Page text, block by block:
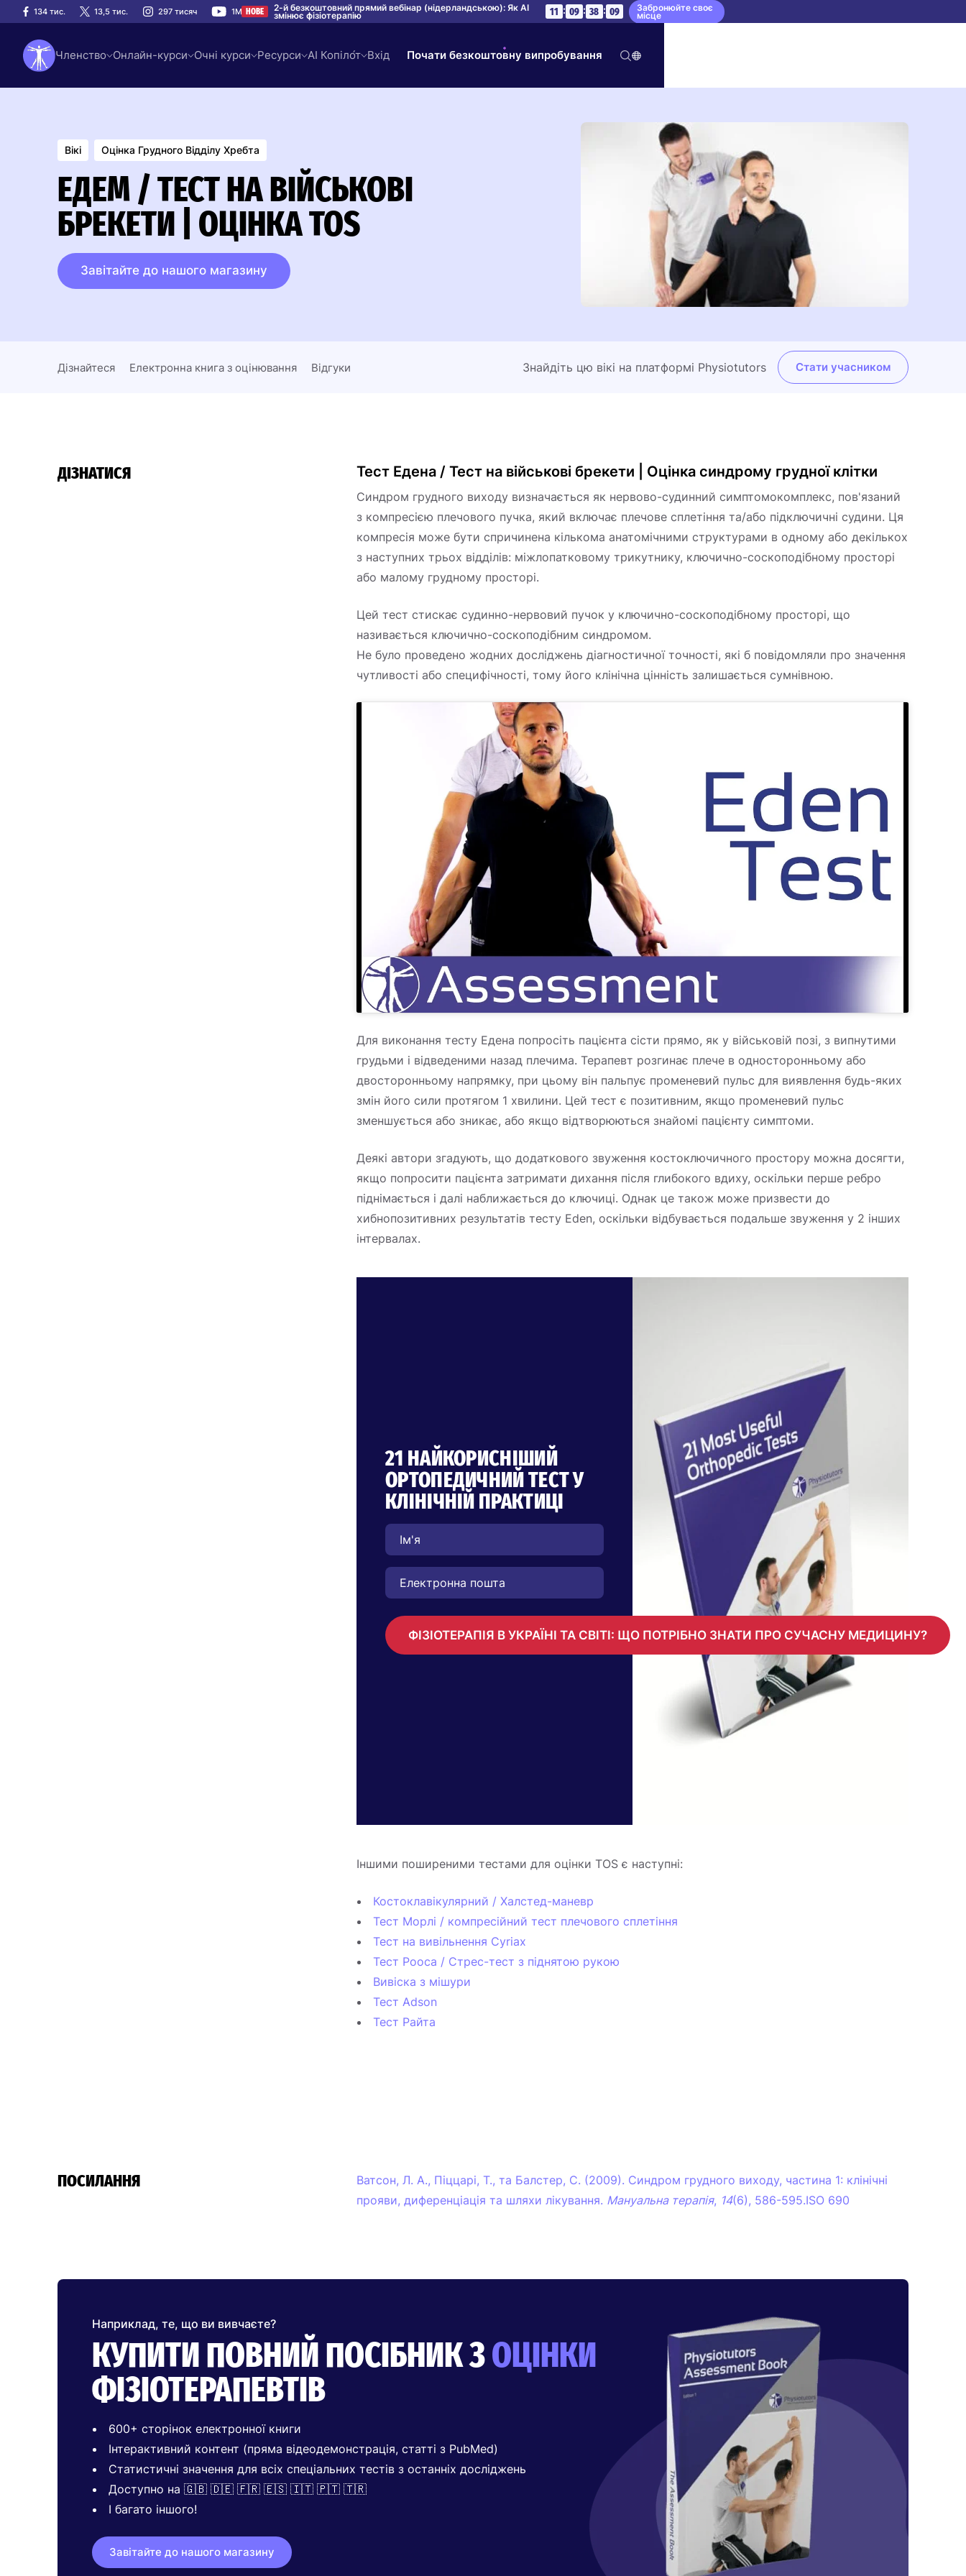
134 тис. 13,5 тис. 297 тисяч 1M НОВЕ 2-й безкоштовний прямий вебінар (нідерландською): Як AI
змінює фізіотерапію 11 : 09 : 38 : 08 Забронюйте своє
місце
Членство Онлайн-курси Очні курси Ресурси AI Копіло́т Вхід Почати безкоштовну випробування
Вікі Оцінка Грудного Відділу Хребта
ЕДЕМ / ТЕСТ НА ВІЙСЬКОВІ
БРЕКЕТИ | ОЦІНКА TOS
Завітайте до нашого магазину
Дізнайтеся Електронна книга з оцінювання Відгуки Знайдіть цю вікі на платформі Physiotutors Стати учасником
ДІЗНАТИСЯ Тест Едена / Тест на військові брекети | Оцінка синдрому грудної клітки
Синдром грудного виходу визначається як нервово-судинний симптомокомплекс, пов'язаний
з компресією плечового пучка, який включає плечове сплетіння та/або підключичні судини. Ця
компресія може бути спричинена кількома анатомічними структурами в одному або декількох
з наступних трьох відділів: міжлопатковому трикутнику, ключично-соскоподібному просторі
або малому грудному просторі.
Цей тест стискає судинно-нервовий пучок у ключично-соскоподібному просторі, що
називається ключично-соскоподібним синдромом.
Не було проведено жодних досліджень діагностичної точності, які б повідомляли про значення
чутливості або специфічності, тому його клінічна цінність залишається сумнівною.
Для виконання тесту Едена попросіть пацієнта сісти прямо, як у військовій позі, з випнутими
грудьми і відведеними назад плечима. Терапевт розгинає плече в односторонньому або
двосторонньому напрямку, при цьому він пальпує променевий пульс для виявлення будь-яких
змін його сили протягом 1 хвилини. Цей тест є позитивним, якщо променевий пульс
зменшується або зникає, або якщо відтворюються знайомі пацієнту симптоми.
Деякі автори згадують, що додаткового звуження костоключичного простору можна досягти,
якщо попросити пацієнта затримати дихання після глибокого вдиху, оскільки перше ребро
піднімається і далі наближається до ключиці. Однак це також може призвести до
хибнопозитивних результатів тесту Eden, оскільки відбувається подальше звуження у 2 інших
інтервалах.
21 НАЙКОРИСНІШИЙ
ОРТОПЕДИЧНИЙ ТЕСТ У
КЛІНІЧНІЙ ПРАКТИЦІ
ФІЗІОТЕРАПІЯ В УКРАЇНІ ТА СВІТІ: ЩО ПОТРІБНО ЗНАТИ ПРО СУЧАСНУ МЕДИЦИНУ?
Іншими поширеними тестами для оцінки TOS є наступні:
Костоклавікулярний / Халстед-маневр
Тест Морлі / компресійний тест плечового сплетіння
Тест на вивільнення Cyriax
Тест Рооса / Стрес-тест з піднятою рукою
Вивіска з мішури
Тест Adson
Тест Райта
ПОСИЛАННЯ
Ватсон, Л. А., Піццарі, Т., та Балстер, С. (2009). Синдром грудного виходу, частина 1: клінічні
прояви, диференціація та шляхи лікування. Мануальна терапія, 14(6), 586-595.ISO 690
Наприклад, те, що ви вивчаєте?
КУПИТИ ПОВНИЙ ПОСІБНИК ЗОЦІНКИ
ФІЗІОТЕРАПЕВТІВ
600+ сторінок електронної книги
Інтерактивний контент (пряма відеодемонстрація, статті з PubMed)
Статистичні значення для всіх спеціальних тестів з останніх досліджень
Доступно на 🇬🇧 🇩🇪 🇫🇷 🇪🇸 🇮🇹 🇵🇹 🇹🇷
І багато іншого!
Завітайте до нашого магазину